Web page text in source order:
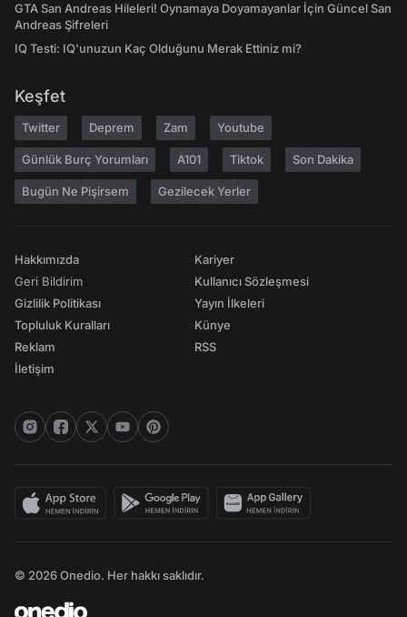
GTA San Andreas Hileleri! Oynamaya Doyamayanlar İçin Güncel San
Andreas Şifreleri
IQ Testi: IQ'unuzun Kaç Olduğunu Merak Ettiniz mi?
Keşfet
Twitter Deprem Zam Youtube
Günlük Burç Yorumları A101 Tiktok Son Dakika
Bugün Ne Pişirsem Gezilecek Yerler
Hakkımızda
Geri Bildirim
Gizlilik Politikası
Topluluk Kuralları
Reklam
İletişim
Kariyer
Kullanıcı Sözleşmesi
Yayın İlkeleri
Künye
RSS
© 2026 Onedio. Her hakkı saklıdır.